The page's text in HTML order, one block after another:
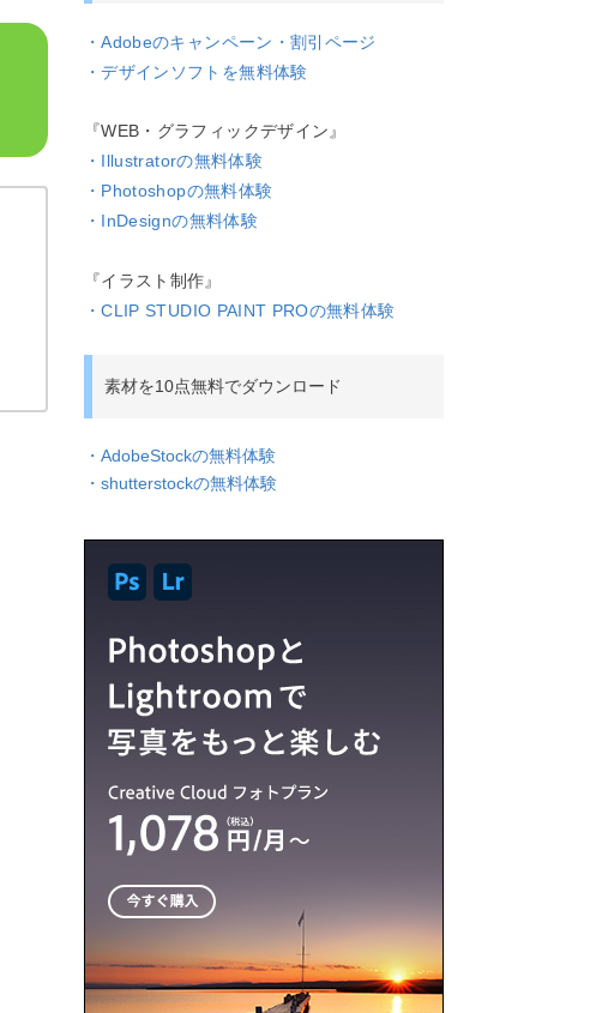
・Adobeのキャンペーン・割引ページ
・デザインソフトを無料体験
『WEB・グラフィックデザイン』
・Illustratorの無料体験
・Photoshopの無料体験
・InDesignの無料体験
『イラスト制作』
・CLIP STUDIO PAINT PROの無料体験
素材を10点無料でダウンロード
・AdobeStockの無料体験
・shutterstockの無料体験